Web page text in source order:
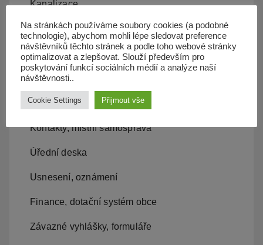
Kanalizace
Územní plán
Občan server
Dopravní obslužnost
Obecní úřad
Kontakty, místní samospráva
Úřední deska
Usnesení, oznámení
Finance, dotační systém obce
Závazné vyhlášky, formuláře
Na stránkách používáme soubory cookies (a podobné
technologie), abychom mohli lépe sledovat preference
návštěvníků těchto stránek a podle toho webové stránky
optimalizovat a zlepšovat. Slouží především pro
poskytování funkcí sociálních médií a analýze naší
návštěvnosti..
Cookie Settings Přijmout vše